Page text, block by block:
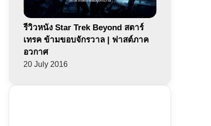
รีวิวหนัง Star Trek Beyond สตาร์
เทรค ข้ามขอบจักรวาล | ฟาสต์ภาค
อวกาศ
20 July 2016